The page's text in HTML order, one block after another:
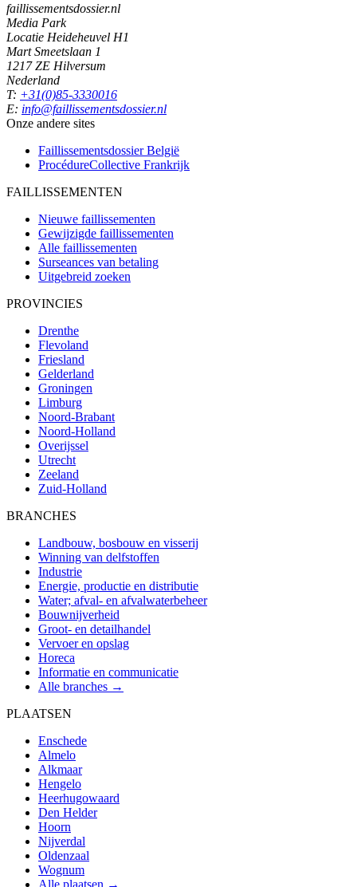
faillissementsdossier.nl
Media Park
Locatie Heideheuvel H1
Mart Smeetslaan 1
1217 ZE Hilversum
Nederland
T: +31(0)85-3330016
E: info@faillissementsdossier.nl
Onze andere sites
Faillissementsdossier België
ProcédureCollective Frankrijk
FAILLISSEMENTEN
Nieuwe faillissementen
Gewijzigde faillissementen
Alle faillissementen
Surseances van betaling
Uitgebreid zoeken
PROVINCIES
Drenthe
Flevoland
Friesland
Gelderland
Groningen
Limburg
Noord-Brabant
Noord-Holland
Overijssel
Utrecht
Zeeland
Zuid-Holland
BRANCHES
Landbouw, bosbouw en visserij
Winning van delfstoffen
Industrie
Energie, productie en distributie
Water; afval- en afvalwaterbeheer
Bouwnijverheid
Groot- en detailhandel
Vervoer en opslag
Horeca
Informatie en communicatie
Alle branches →
PLAATSEN
Enschede
Almelo
Alkmaar
Hengelo
Heerhugowaard
Den Helder
Hoorn
Nijverdal
Oldenzaal
Wognum
Alle plaatsen →